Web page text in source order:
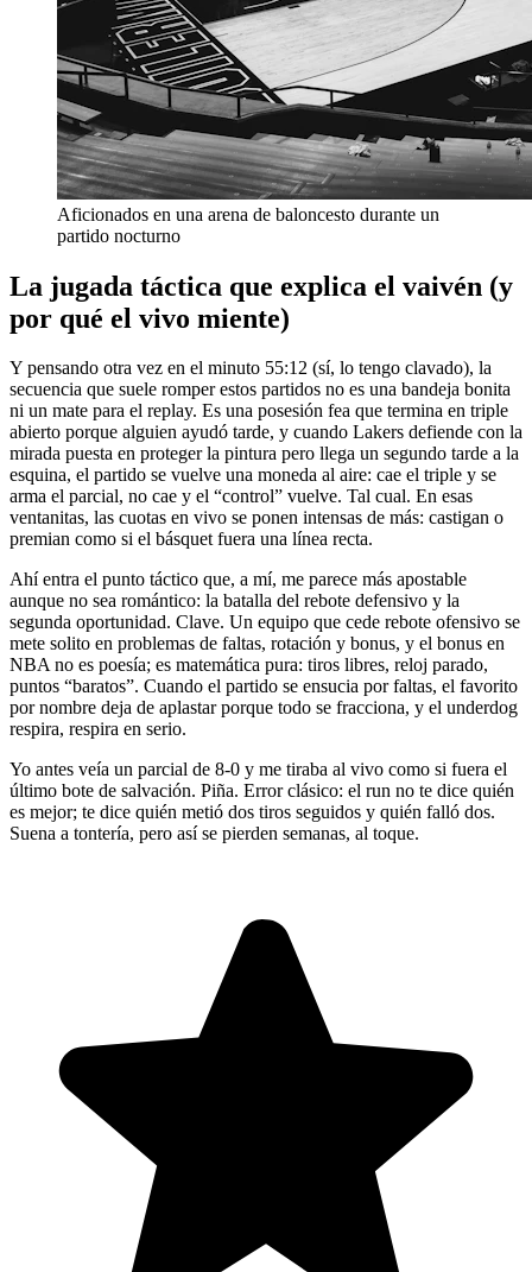
Aficionados en una arena de baloncesto durante un
partido nocturno
La jugada táctica que explica el vaivén (y
por qué el vivo miente)
Y pensando otra vez en el minuto 55:12 (sí, lo tengo clavado), la
secuencia que suele romper estos partidos no es una bandeja bonita
ni un mate para el replay. Es una posesión fea que termina en triple
abierto porque alguien ayudó tarde, y cuando Lakers defiende con la
mirada puesta en proteger la pintura pero llega un segundo tarde a la
esquina, el partido se vuelve una moneda al aire: cae el triple y se
arma el parcial, no cae y el “control” vuelve. Tal cual. En esas
ventanitas, las cuotas en vivo se ponen intensas de más: castigan o
premian como si el básquet fuera una línea recta.
Ahí entra el punto táctico que, a mí, me parece más apostable
aunque no sea romántico: la batalla del rebote defensivo y la
segunda oportunidad. Clave. Un equipo que cede rebote ofensivo se
mete solito en problemas de faltas, rotación y bonus, y el bonus en
NBA no es poesía; es matemática pura: tiros libres, reloj parado,
puntos “baratos”. Cuando el partido se ensucia por faltas, el favorito
por nombre deja de aplastar porque todo se fracciona, y el underdog
respira, respira en serio.
Yo antes veía un parcial de 8-0 y me tiraba al vivo como si fuera el
último bote de salvación. Piña. Error clásico: el run no te dice quién
es mejor; te dice quién metió dos tiros seguidos y quién falló dos.
Suena a tontería, pero así se pierden semanas, al toque.